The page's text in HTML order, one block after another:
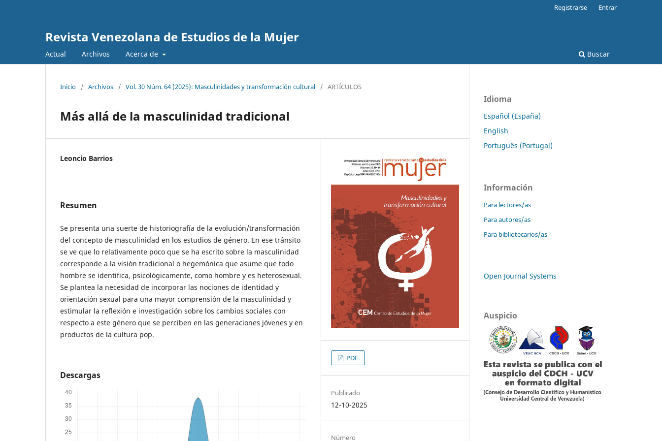
Revista Venezolana de Estudios de la Mujer
Actual Archivos Acerca de Buscar
Registrarse Entrar
Inicio / Archivos / Vol. 30 Núm. 64 (2025): Masculinidades y transformación cultural / ARTÍCULOS
Más allá de la masculinidad tradicional
Leoncio Barrios
Resumen
Se presenta una suerte de historiografía de la evolución/transformación
del concepto de masculinidad en los estudios de género. En ese tránsito
se ve que lo relativamente poco que se ha escrito sobre la masculinidad
corresponde a la visión tradicional o hegemónica que asume que todo
hombre se identifica, psicológicamente, como hombre y es heterosexual.
Se plantea la necesidad de incorporar las nociones de identidad y
orientación sexual para una mayor comprensión de la masculinidad y
estimular la reflexión e investigación sobre los cambios sociales con
respecto a este género que se perciben en las generaciones jóvenes y en
productos de la cultura pop.
Descargas
PDF
Publicado
12-10-2025
Número
Idioma
Español (España)
English
Português (Portugal)
Información
Para lectores/as
Para autores/as
Para bibliotecarios/as
Open Journal Systems
Auspicio